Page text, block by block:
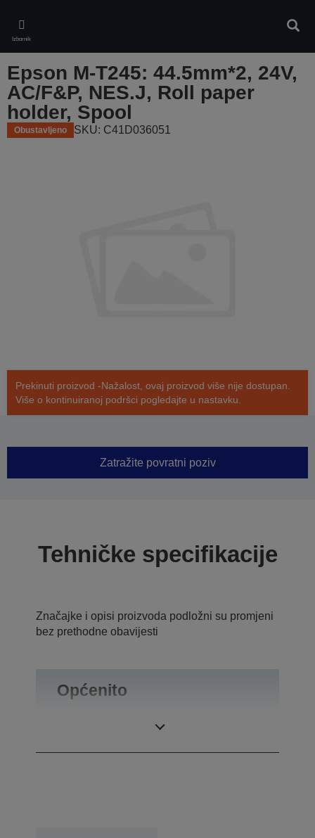
main
content
Izbornik
Epson M-T245: 44.5mm*2, 24V,
AC/F&P, NES.J, Roll paper
holder, Spool
Obustavljeno SKU: C41D036051
Prekinuti proizvod -Nažalost, ovaj proizvod više nije dostupan.
Više o kontinuiranoj podršci pogledajte u nastavku.
Zatražite povratni poziv
Tehničke specifikacije
Značajke i opisi proizvoda podložni su promjeni
bez prethodne obavijesti
Općenito